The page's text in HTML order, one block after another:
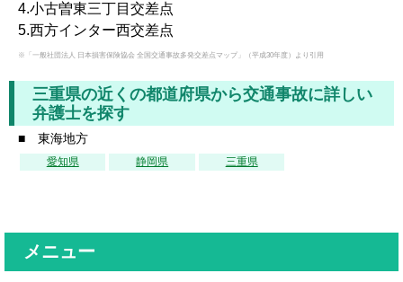
4.小古曽東三丁目交差点
5.西方インター西交差点
※「一般社団法人 日本損害保険協会 全国交通事故多発交差点マップ」（平成30年度）より引用
三重県の近くの都道府県から交通事故に詳しい
弁護士を探す
■ 東海地方
愛知県 静岡県 三重県
メニュー